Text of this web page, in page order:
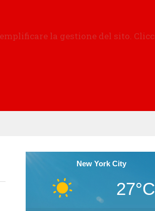
New York City
27°C